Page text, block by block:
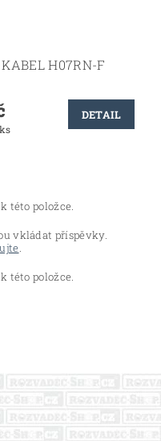
H07RN-F
DETAIL
této položce.
vkládat příspěvky.
.
této položce.